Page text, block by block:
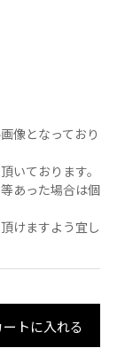
像となっており
いております。
あった場合は個
けますよう宜し
ートに入れる